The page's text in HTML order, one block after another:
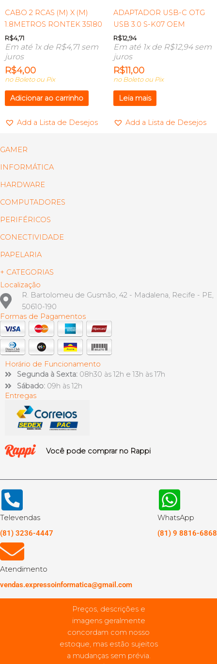
CABO 2 RCAS (M) X (M)
1.8METROS RONTEK 35180
R$4,71
Em até 1x de R$4,71sem
juros
R$4,00
no Boleto ou Pix
Adicionar ao carrinho
Add a Lista de Desejos
ADAPTADOR USB-C OTG
USB 3.0 S-K07 OEM
R$12,94
Em até 1x de R$12,94sem
juros
R$11,00
no Boleto ou Pix
Leia mais
Add a Lista de Desejos
GAMER
INFORMÁTICA
HARDWARE
COMPUTADORES
PERIFÉRICOS
CONECTIVIDADE
PAPELARIA
+ CATEGORIAS
Localização
R. Bartolomeu de Gusmão, 42 - Madalena, Recife - PE,
50610-190
Formas de Pagamentos
Horário de Funcionamento
Segunda à Sexta: 08h30 às 12h e 13h às 17h
Sábado: 09h às 12h
Entregas
Você pode comprar no Rappi
Televendas
(81) 3236-4447
WhatsApp
(81) 9 8816-6868
Atendimento
vendas.expressoinformatica@gmail.com
Preços, descrições e
imagens geralmente
concordam com nosso
estoque, mas estão sujeitos
a mudanças sem prévia.